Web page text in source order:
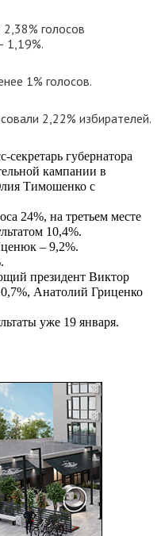
голосов
1,19%.
1% голосов.
2,22% избирателей.
секретарь губернатора
кампании в
Тимошенко с
24%, на третьем месте
10,4%.
– 9,2%.
президент Виктор
Анатолий Гриценко
уже 19 января.